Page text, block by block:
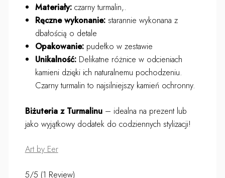
Materiały:czarny turmalin,.
Ręczne wykonanie:starannie wykonana z
dbałością o detale
Opakowanie:pudełko w zestawie
Unikalność:Delikatne różnice w odcieniach
kamieni dzięki ich naturalnemu pochodzeniu.
Czarny turmalin to najsilniejszy kamień ochronny.
Biżuteria z Turmalinu– idealna na prezent lub
jako wyjątkowy dodatek do codziennych stylizacji!
Art by Eer
5/5 (1 Review)